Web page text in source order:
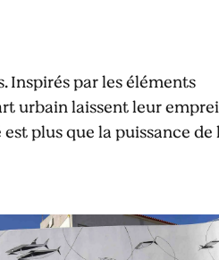
Inspirés par les éléments
urbain laissent leur
plus que la puissance de